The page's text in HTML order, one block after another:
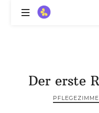
ZitronenBitter
mit
Der erste